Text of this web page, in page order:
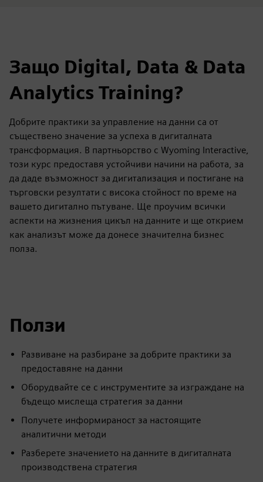
Защо Digital, Data & Data
Analytics Training?
Добрите практики за управление на данни са от
съществено значение за успеха в дигиталната
трансформация. В партньорство с Wyoming Interactive,
този курс предоставя устойчиви начини на работа, за
да даде възможност за дигитализация и постигане на
търговски резултати с висока стойност по време на
вашето дигитално пътуване. Ще проучим всички
аспекти на жизнения цикъл на данните и ще открием
как анализът може да донесе значителна бизнес
полза.
Ползи
Развиване на разбиране за добрите практики за
предоставяне на данни
Оборудвайте се с инструментите за изграждане на
бъдещо мислеща стратегия за данни
Получете информираност за настоящите
аналитични методи
Разберете значението на данните в дигиталната
производствена стратегия